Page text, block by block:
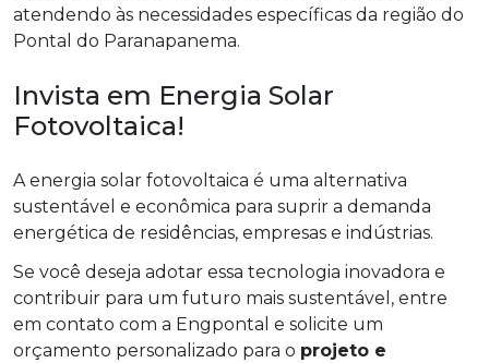
atendendo às necessidades específicas da região do
Pontal do Paranapanema.
Invista em Energia Solar
Fotovoltaica!
A energia solar fotovoltaica é uma alternativa
sustentável e econômica para suprir a demanda
energética de residências, empresas e indústrias.
Se você deseja adotar essa tecnologia inovadora e
contribuir para um futuro mais sustentável, entre
em contato com a Engpontal e solicite um
orçamento personalizado para o projeto e